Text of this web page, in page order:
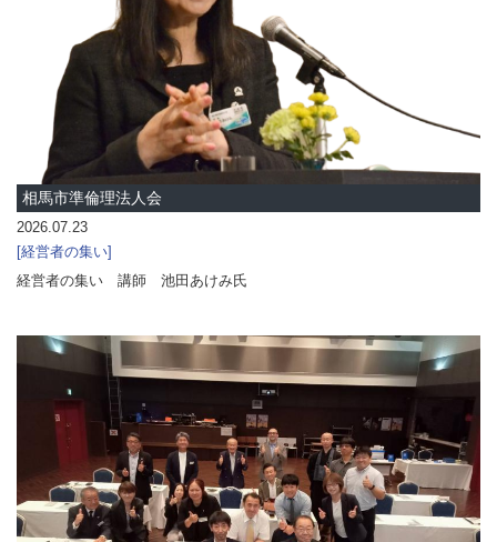
相馬市準倫理法人会
2026.07.23
経営者の集い
経営者の集い 講師 池田あけみ氏